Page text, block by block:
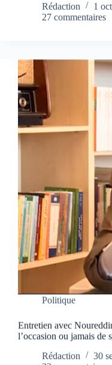
Rédaction
1
27 commentaires
Politique
Entretien avec
l’occasion ou jamais de
Rédaction
30